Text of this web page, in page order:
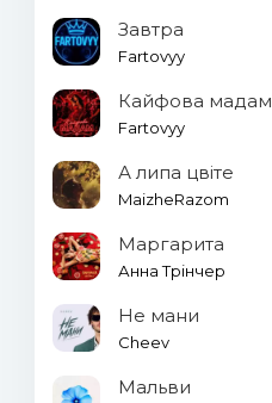
Завтра
Fartovyy
Кайфова мадам
Fartovyy
А липа цвіте
MaizheRazom
Маргарита
Анна Трінчер
Не мани
Cheev
Мальви